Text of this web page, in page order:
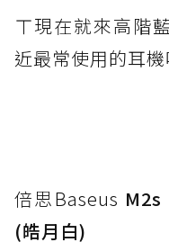
ㄒ現在就來高階
近最常使用的耳機
倍思Baseus
(皓月白)